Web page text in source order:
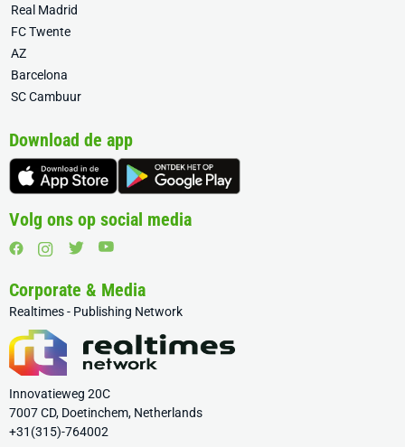
Real Madrid
FC Twente
AZ
Barcelona
SC Cambuur
Download de app
Volg ons op social media
Corporate & Media
Realtimes - Publishing Network
Innovatieweg 20C
7007 CD, Doetinchem, Netherlands
+31(315)-764002